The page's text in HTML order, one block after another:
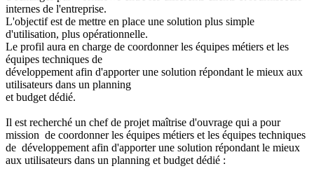
internes de l'entreprise.
L'objectif est de mettre en place une solution plus simple
d'utilisation, plus opérationnelle.
Le profil aura en charge de coordonner les équipes métiers et les
équipes techniques de
développement afin d'apporter une solution répondant le mieux aux
utilisateurs dans un planning
et budget dédié.
Il est recherché un chef de projet maîtrise d'ouvrage qui a pour
mission de coordonner les équipes métiers et les équipes techniques
de développement afin d'apporter une solution répondant le mieux
aux utilisateurs dans un planning et budget dédié :